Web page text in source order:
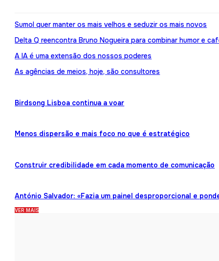
Sumol quer manter os mais velhos e seduzir os mais novos
Delta Q reencontra Bruno Nogueira para combinar humor e
A IA é uma extensão dos nossos poderes
As agências de meios, hoje, são consultores
Birdsong Lisboa continua a voar
Menos dispersão e mais foco no que é estratégico
Construir credibilidade em cada momento de comunicação
António Salvador: «Fazia um painel desproporcional e
VER MAIS